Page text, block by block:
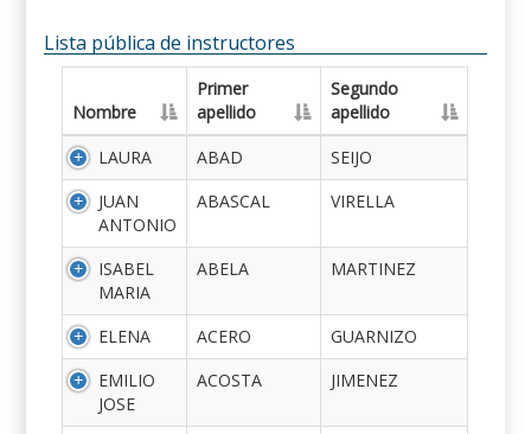
Lista pública de instructores
Nombre
Primer
apellido
Segundo
apellido
LAURA
ABAD
SEIJO
JUAN
ANTONIO
ABASCAL VIRELLA
ISABEL
MARIA
ABELA MARTINEZ
ELENA ACERO
GUARNIZO
EMILIO
JOSE
ACOSTA JIMENEZ